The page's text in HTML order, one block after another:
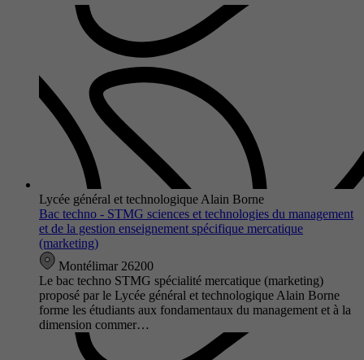
Lycée général et technologique Alain Borne
Bac techno - STMG sciences et technologies du management
et de la gestion enseignement spécifique mercatique
(marketing)
Montélimar 26200
Le bac techno STMG spécialité mercatique (marketing)
proposé par le Lycée général et technologique Alain Borne
forme les étudiants aux fondamentaux du management et à la
dimension commer…